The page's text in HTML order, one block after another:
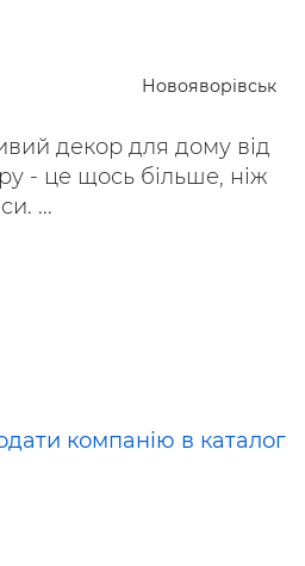
Новояворівськ
декор для дому від
- це щось більше, ніж
...
компанію в каталог